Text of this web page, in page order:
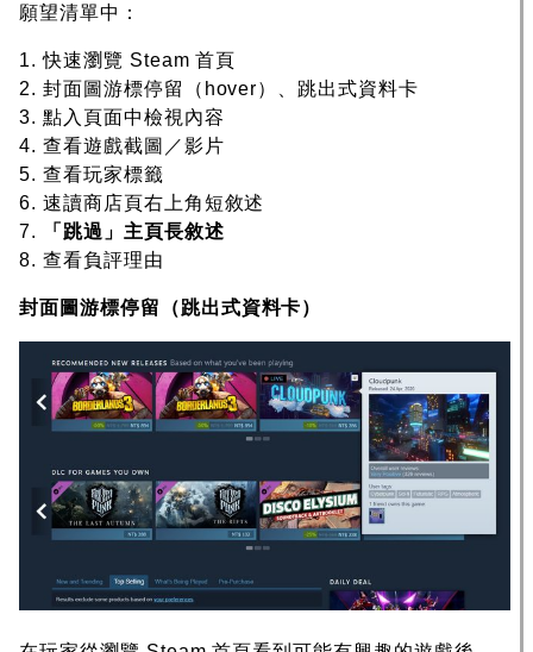
願望清單中：
1. 快速瀏覽 Steam 首頁
2. 封面圖游標停留（hover）、跳出式資料卡
3. 點入頁面中檢視內容
4. 查看遊戲截圖／影片
5. 查看玩家標籤
6. 速讀商店頁右上角短敘述
7.
「跳過」主頁長敘述
8. 查看負評理由
封面圖游標停留（跳出式資料卡）